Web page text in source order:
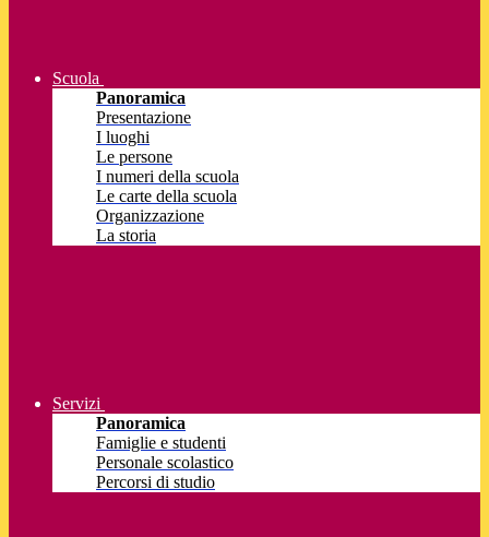
Scuola
Panoramica
Presentazione
I luoghi
Le persone
I numeri della scuola
Le carte della scuola
Organizzazione
La storia
Servizi
Panoramica
Famiglie e studenti
Personale scolastico
Percorsi di studio